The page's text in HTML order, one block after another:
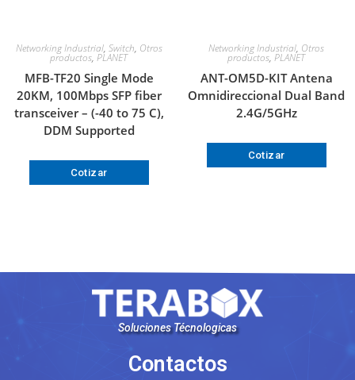
Networking Industrial, Switch, Otros
productos, PLANET
MFB-TF20 Single Mode
20KM, 100Mbps SFP fiber
transceiver – (-40 to 75 C),
DDM Supported
Cotizar
Networking Industrial, Otros
productos, PLANET
ANT-OM5D-KIT Antena
Omnidireccional Dual Band
2.4G/5GHz
Cotizar
Soluciones Técnologicas
Contactos